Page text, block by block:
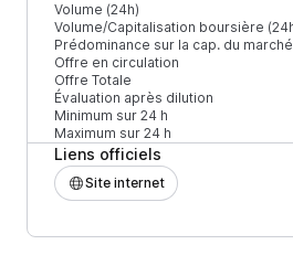
Volume (24h)
Volume/Capitalisation boursière
Prédominance sur la cap. du marché
Offre en circulation
Offre Totale
Évaluation après dilution
Minimum sur 24 h
Maximum sur 24 h
Liens officiels
Site internet